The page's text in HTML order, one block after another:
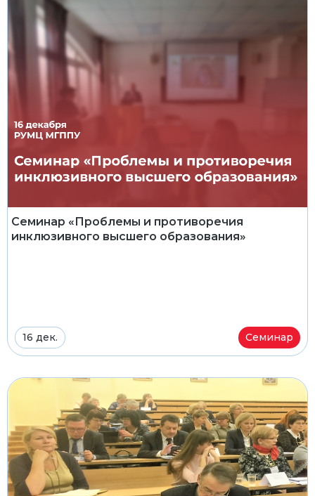
Семинар «Проблемы и противоречия
инклюзивного высшего образования»
16 дек. Семинар